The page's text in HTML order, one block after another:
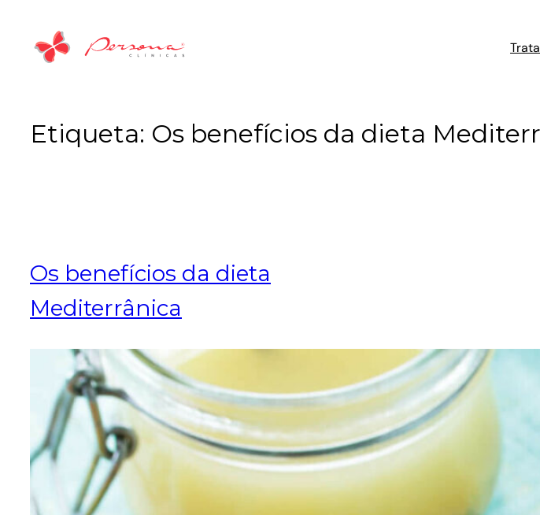
Etiqueta: Os benefícios da dieta
Os benefícios da dieta
Mediterrânica